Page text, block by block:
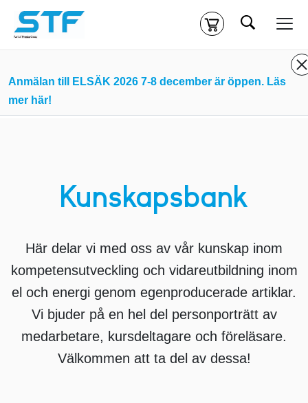
Kassa
Du måste vara inloggad för att köpa kurser.
Sök
Anmälan till ELSÄK 2026 7-8 december är öppen. Läs
mer här!
Kunskapsbank
Här delar vi med oss av vår kunskap inom
kompetensutveckling och vidareutbildning inom
el och energi genom egenproducerade artiklar.
Vi bjuder på en hel del personporträtt av
medarbetare, kursdeltagare och föreläsare.
Välkommen att ta del av dessa!​​